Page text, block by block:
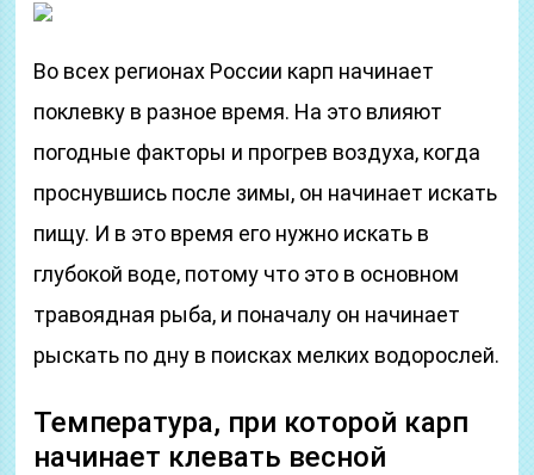
Во всех регионах России карп начинает
поклевку в разное время. На это влияют
погодные факторы и прогрев воздуха, когда
проснувшись после зимы, он начинает искать
пищу. И в это время его нужно искать в
глубокой воде, потому что это в основном
травоядная рыба, и поначалу он начинает
рыскать по дну в поисках мелких водорослей.
Температура, при которой карп
начинает клевать весной